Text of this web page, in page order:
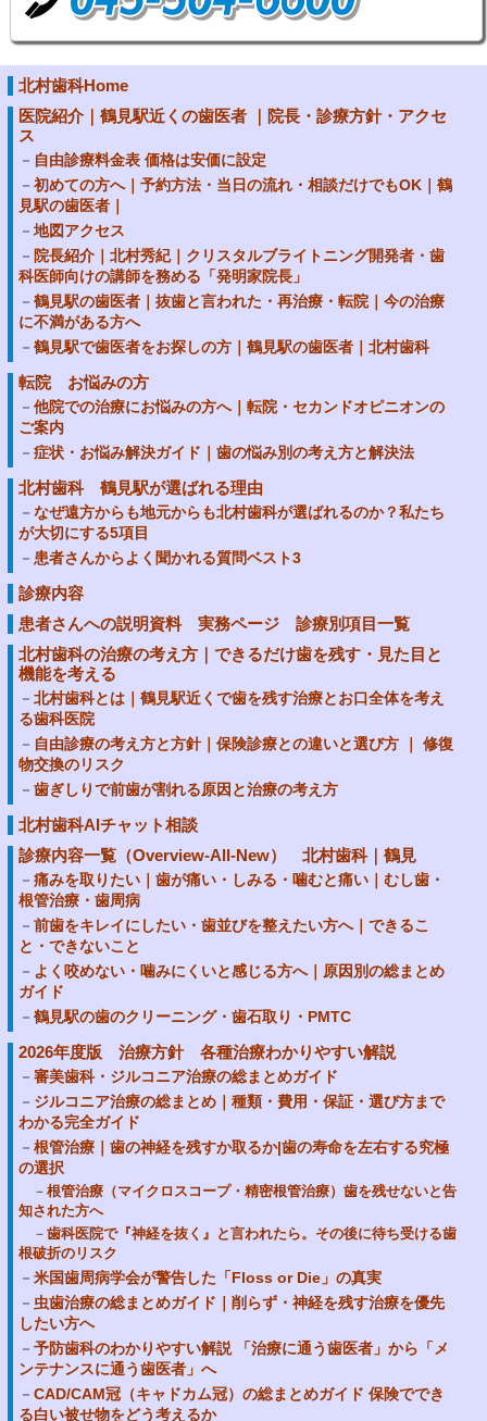
北村歯科Home
医院紹介｜鶴見駅近くの歯医者 ｜院長・診療方針・アクセ
ス
自由診療料金表 価格は安価に設定
初めての方へ｜予約方法・当日の流れ・相談だけでもOK｜鶴
見駅の歯医者｜
地図アクセス
院長紹介｜北村秀紀｜クリスタルブライトニング開発者・歯
科医師向けの講師を務める「発明家院長」
鶴見駅の歯医者｜抜歯と言われた・再治療・転院｜今の治療
に不満がある方へ
鶴見駅で歯医者をお探しの方｜鶴見駅の歯医者｜北村歯科
転院 お悩みの方
他院での治療にお悩みの方へ｜転院・セカンドオピニオンの
ご案内
症状・お悩み解決ガイド｜歯の悩み別の考え方と解決法
北村歯科 鶴見駅が選ばれる理由
なぜ遠方からも地元からも北村歯科が選ばれるのか？私たち
が大切にする5項目
患者さんからよく聞かれる質問ベスト3
診療内容
患者さんへの説明資料 実務ページ 診療別項目一覧
北村歯科の治療の考え方｜できるだけ歯を残す・見た目と
機能を考える
北村歯科とは｜鶴見駅近くで歯を残す治療とお口全体を考え
る歯科医院
自由診療の考え方と方針｜保険診療との違いと選び方 ｜ 修復
物交換のリスク
歯ぎしりで前歯が割れる原因と治療の考え方
北村歯科AIチャット相談
診療内容一覧（Overview-All-New） 北村歯科｜鶴見
痛みを取りたい｜歯が痛い・しみる・噛むと痛い｜むし歯・
根管治療・歯周病
前歯をキレイにしたい・歯並びを整えたい方へ｜できるこ
と・できないこと
よく咬めない・噛みにくいと感じる方へ｜原因別の総まとめ
ガイド
鶴見駅の歯のクリーニング・歯石取り・PMTC
2026年度版 治療方針 各種治療わかりやすい解説
審美歯科・ジルコニア治療の総まとめガイド
ジルコニア治療の総まとめ｜種類・費用・保証・選び方まで
わかる完全ガイド
根管治療｜歯の神経を残すか取るか|歯の寿命を左右する究極
の選択
根管治療（マイクロスコープ・精密根管治療）歯を残せないと告
知された方へ
歯科医院で『神経を抜く』と言われたら。その後に待ち受ける歯
根破折のリスク
米国歯周病学会が警告した「Floss or Die」の真実
虫歯治療の総まとめガイド｜削らず・神経を残す治療を優先
したい方へ
予防歯科のわかりやすい解説 「治療に通う歯医者」から「メ
ンテナンスに通う歯医者」へ
CAD/CAM冠（キャドカム冠）の総まとめガイド 保険ででき
る白い被せ物をどう考えるか